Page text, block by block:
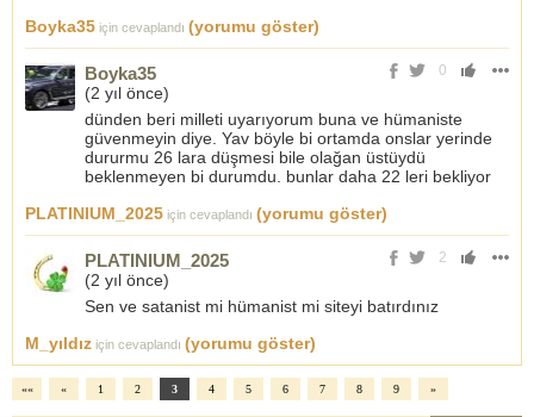
Boyka35 için cevaplandı (yorumu göster)
0
Boyka35
(2 yıl önce)
dünden beri milleti uyarıyorum buna ve hümaniste
güvenmeyin diye. Yav böyle bi ortamda onslar yerinde
dururmu 26 lara düşmesi bile olağan üstüydü
beklenmeyen bi durumdu. bunlar daha 22 leri bekliyor
PLATINIUM_2025 için cevaplandı (yorumu göster)
2
PLATINIUM_2025
(2 yıl önce)
Sen ve satanist mi hümanist mi siteyi batırdınız
M_yıldız için cevaplandı (yorumu göster)
«« « 1 2 3 4 5 6 7 8 9 »